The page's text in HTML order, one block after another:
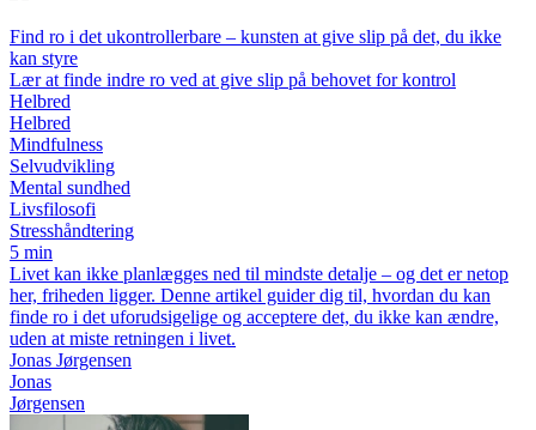
Find ro i det ukontrollerbare – kunsten at give slip på det, du ikke
kan styre
Lær at finde indre ro ved at give slip på behovet for kontrol
Helbred
Helbred
Mindfulness
Selvudvikling
Mental sundhed
Livsfilosofi
Stresshåndtering
5 min
Livet kan ikke planlægges ned til mindste detalje – og det er netop
her, friheden ligger. Denne artikel guider dig til, hvordan du kan
finde ro i det uforudsigelige og acceptere det, du ikke kan ændre,
uden at miste retningen i livet.
Jonas Jørgensen
Jonas
Jørgensen